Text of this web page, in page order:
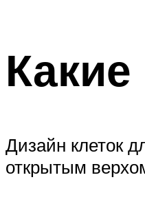
Дизайн клеток
открытым